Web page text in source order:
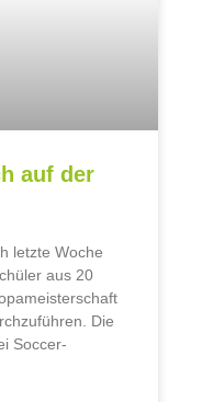
auf der
letzte Woche
aus 20
Die
Soccer-